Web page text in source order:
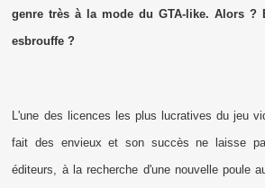
genre très à la mode du GTA-like. Alors ?
esbrouffe ?
L'une des licences les plus lucratives du jeu
fait des envieux et son succès ne laisse
éditeurs, à la recherche d'une nouvelle poule